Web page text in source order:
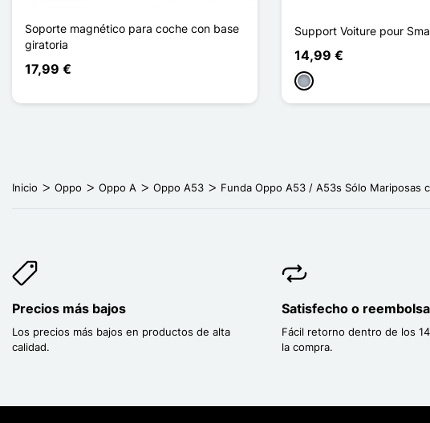
Soporte magnético para coche con base
giratoria
17,99 €
Support Voiture pour
14,99 €
Gris
Inicio Oppo Oppo A Oppo A53 Funda Oppo A53 / A53s Sólo Mariposas
Precios más bajos
Los precios más bajos en productos de alta
calidad.
Satisfecho o
Fácil retorno dentro de los
la compra.